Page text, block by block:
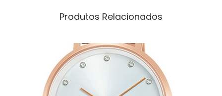
Produtos Relacionados